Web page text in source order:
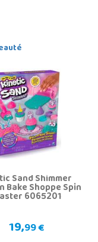
Sand Shimmer
Bake Shoppe Spin
6065201
19,99 €